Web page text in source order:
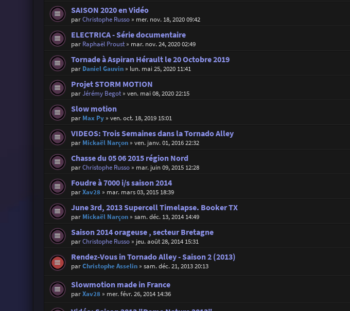
SAISON 2020 en Vidéo
parChristophe Russo» mer. nov. 18, 2020 09:42
ELECTRICA - Série documentaire
par Raphaël Proust» mar. nov. 24, 2020 02:49
Tornade à Aspiran Hérault le 20 Octobre 2019
par Daniel Gauvin» lun. mai 25, 2020 11:41
Projet STORM MOTION
parJérémy Begot» ven. mai 08, 2020 22:15
Slow motion
par Max Py» ven. oct. 18, 2019 15:01
VIDEOS: Trois Semaines dans la Tornado Alley
par Mickaël Narçon» ven. janv. 01, 2016 22:32
Chasse du 05 06 2015 région Nord
parChristophe Russo» mar. juin 09, 2015 12:28
Foudre à 7000 i/s saison 2014
parXav28» mar. mars 03, 2015 18:39
June 3rd, 2013 Supercell Timelapse. Booker TX
par Mickaël Narçon» sam. déc. 13, 2014 14:49
Saison 2014 orageuse , secteur Bretagne
parChristophe Russo» jeu. août 28, 2014 15:31
Rendez-Vous in Tornado Alley - Saison 2 (2013)
parChristophe Asselin» sam. déc. 21, 2013 20:13
Slowmotion made in France
parXav28» mer. févr. 26, 2014 14:36